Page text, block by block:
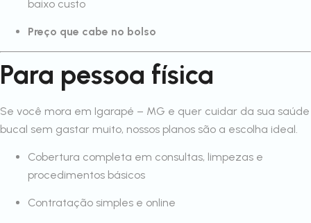
baixo custo
Preço que cabe no bolso
Para pessoa física
Se você mora em Igarapé – MG e quer cuidar da sua saúde
bucal sem gastar muito, nossos planos são a escolha ideal.
Cobertura completa em consultas, limpezas e
procedimentos básicos
Contratação simples e online